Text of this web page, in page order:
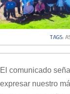
TAGS:
El comunicado
expresar nuestro